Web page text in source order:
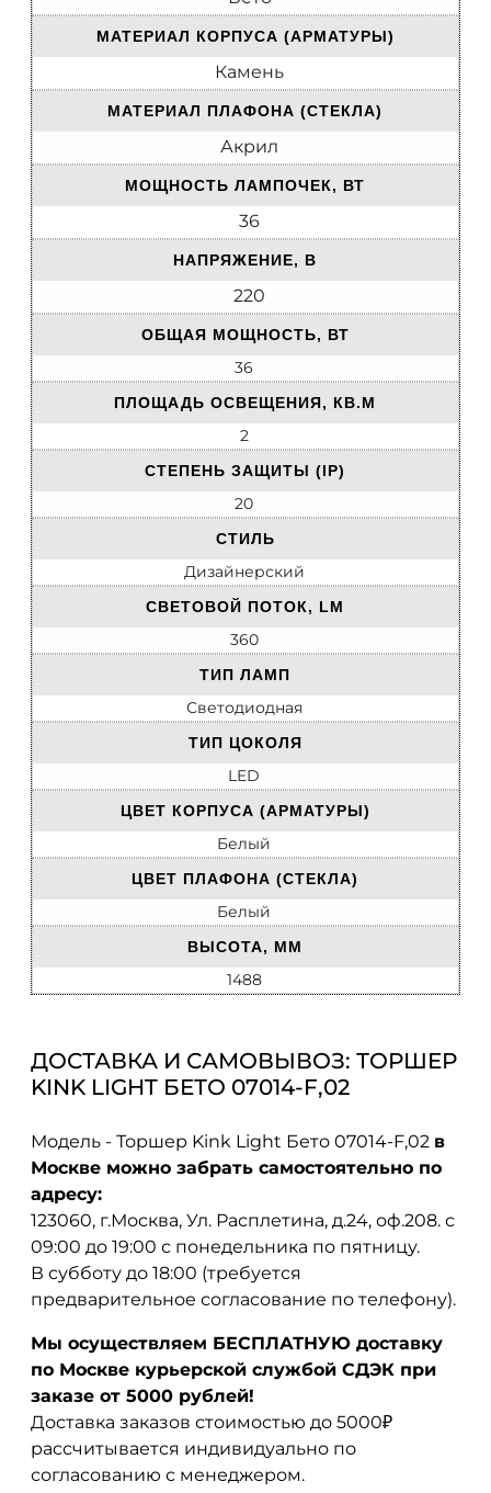
МАТЕРИАЛ КОРПУСА (АРМАТУРЫ)
Камень
МАТЕРИАЛ ПЛАФОНА (СТЕКЛА)
Акрил
МОЩНОСТЬ ЛАМПОЧЕК, ВТ
36
НАПРЯЖЕНИЕ, В
220
ОБЩАЯ МОЩНОСТЬ, ВТ
36
ПЛОЩАДЬ ОСВЕЩЕНИЯ, КВ.М
2
СТЕПЕНЬ ЗАЩИТЫ (IP)
20
СТИЛЬ
Дизайнерский
СВЕТОВОЙ ПОТОК, LM
360
ТИП ЛАМП
Светодиодная
ТИП ЦОКОЛЯ
LED
ЦВЕТ КОРПУСА (АРМАТУРЫ)
Белый
ЦВЕТ ПЛАФОНА (СТЕКЛА)
Белый
ВЫСОТА, ММ
1488
ДОСТАВКА И САМОВЫВОЗ: ТОРШЕР
KINK LIGHT БЕТО 07014-F,02
Модель - Торшер Kink Light Бето 07014-F,02 в
Москве можно забрать самостоятельно по
адресу:
123060, г.Москва, Ул. Расплетина, д.24, оф.208. с
09:00 до 19:00 с понедельника по пятницу.
В субботу до 18:00 (требуется
предварительное согласование по телефону).
Мы осуществляем БЕСПЛАТНУЮ доставку
по Москве курьерской службой СДЭК при
заказе от 5000 рублей!
Доставка заказов стоимостью до 5000₽
рассчитывается индивидуально по
согласованию с менеджером.